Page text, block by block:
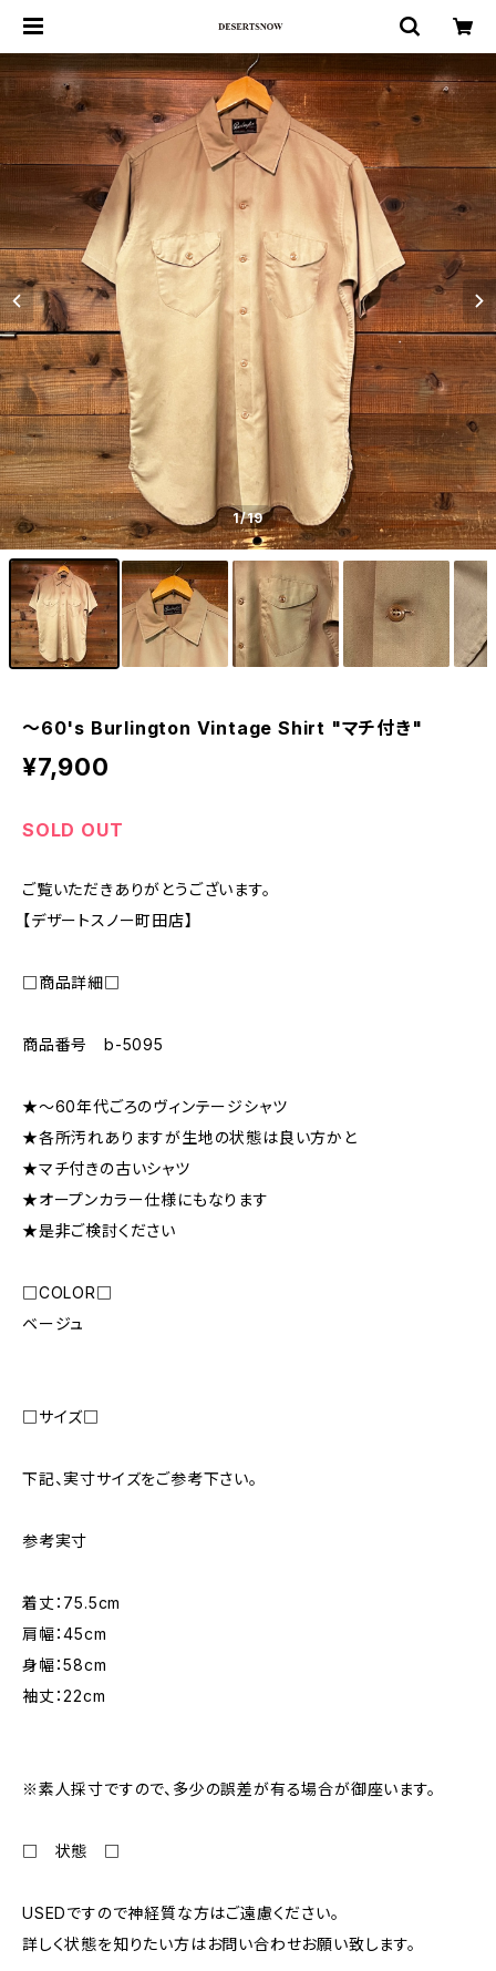
1/19
〜60's Burlington Vintage Shirt "マチ付き"
¥7,900
SOLD OUT
ご覧いただきありがとうございます。
【デザートスノー町田店】
□商品詳細□
商品番号 b-5095
★〜60年代ごろのヴィンテージシャツ
★各所汚れありますが生地の状態は良い方かと
★マチ付きの古いシャツ
★オープンカラー仕様にもなります
★是非ご検討ください
□COLOR□
ベージュ
□サイズ□
下記、実寸サイズをご参考下さい。
参考実寸
着丈：75.5cm
肩幅：45cm
身幅：58cm
袖丈：22cm
※素人採寸ですので、多少の誤差が有る場合が御座います。
□ 状態 □
USEDですので神経質な方はご遠慮ください。
詳しく状態を知りたい方はお問い合わせお願い致します。